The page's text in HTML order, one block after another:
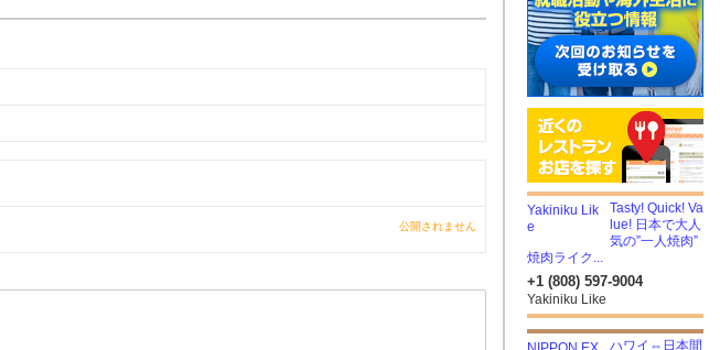
公開されません
Tasty! Quick! Va
lue! 日本で大人
気の”一人焼肉”
焼肉ライク...
+1 (808) 597-9004
Yakiniku Like
ハワイ⇔日本間